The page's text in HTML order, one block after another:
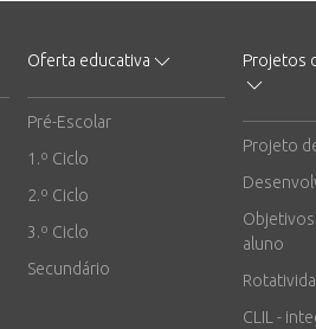
Oferta educativa
Pré-Escolar
1.º Ciclo
2.º Ciclo
3.º Ciclo
Secundário
Projetos
Projeto
aluno
CLIL -